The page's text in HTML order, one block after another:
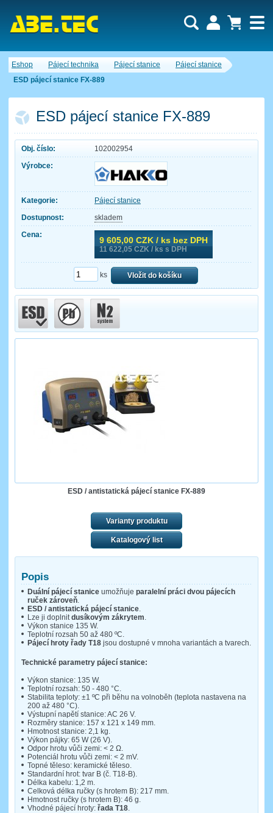
Eshop Pájecí technika Pájecí stanice
Pájecí stanice
ESD pájecí stanice FX-889
ESD pájecí stanice FX-889
Obj. číslo:
102002954
Výrobce:
Kategorie:
Pájecí stanice
Dostupnost:
skladem
Cena:
9 605,00 CZK / ks bez DPH
11 622,05 CZK / ks s DPH
ks Vložit do košíku
ESD / antistatická pájecí stanice FX-889
Varianty produktu
Katalogový list
Popis
Duální pájecí stanice umožňuje paralelní práci dvou pájecích
ruček zároveň.
ESD / antistatická pájecí stanice.
Lze ji doplnitdusíkovým zákrytem.
Výkon stanice 135 W.
Teplotní rozsah 50 až 480 ºC.
Pájecí hroty řady T18 jsou dostupné v mnoha variantách a tvarech.
Technické parametry pájecí stanice:
Výkon stanice: 135 W.
Teplotní rozsah: 50 - 480 °C.
Stabilita teploty: ±1 ºC při běhu na volnoběh (teplota nastavena na
200 až 480 °C).
Výstupní napětí stanice: AC 26 V.
Rozměry stanice: 157 x 121 x 149 mm.
Hmotnost stanice: 2,1 kg.
Výkon pájky: 65 W (26 V).
Odpor hrotu vůči zemi: < 2 Ω.
Potenciál hrotu vůči zemi: < 2 mV.
Topné těleso: keramické těleso.
Standardní hrot: tvar B (č. T18-B).
Délka kabelu: 1,2 m.
Celková délka ručky (s hrotem B): 217 mm.
Hmotnost ručky (s hrotem B): 46 g.
Vhodné pájecí hroty: řada T18
Nákupní košík je momentálně prázdný.
Počet produktů:0
Cena celkem:
Uživatel:
Heslo:
Zapomenuté heslo Nová registrace